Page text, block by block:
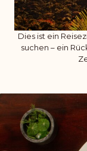
Dies ist ein
suchen – ein